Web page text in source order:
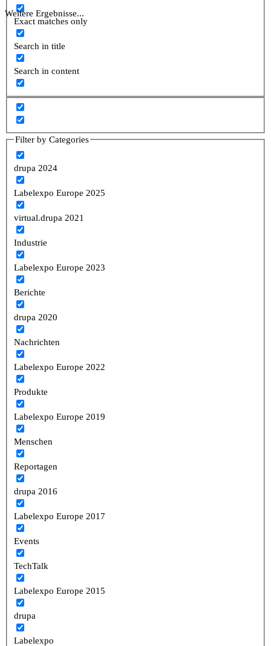
Weitere Ergebnisse...
Exact matches only
Search in title
Search in content
Filter by Categories
drupa 2024
Labelexpo Europe 2025
virtual.drupa 2021
Industrie
Labelexpo Europe 2023
Berichte
drupa 2020
Nachrichten
Labelexpo Europe 2022
Produkte
Labelexpo Europe 2019
Menschen
Reportagen
drupa 2016
Labelexpo Europe 2017
Events
TechTalk
Labelexpo Europe 2015
drupa
Labelexpo